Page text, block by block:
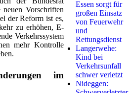
neuen Vorschriften
der Reform ist es,
zu erhöhen, E-
Verkehrssystem
mehr Kontrolle
im
Essen sorgt für
großen Einsatz
von Feuerwehr
und
Rettungsdienst
Langerwehe:
Kind bei
Verkehrsunfall
schwer verletzt
Nideggen: